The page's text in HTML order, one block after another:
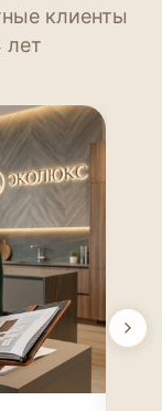
клиенты
лет